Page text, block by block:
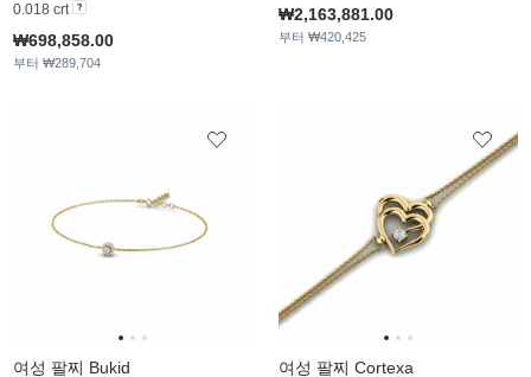
0.018 crt
₩698,858.00
부터 ₩289,704
₩2,163,881.00
부터 ₩420,425
여성 팔찌 Bukid 여성 팔찌 Cortexa